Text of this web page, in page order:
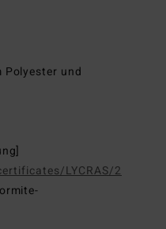
Polyester und
LYCRAS/261-